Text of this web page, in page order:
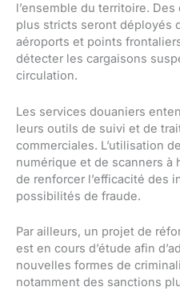
l’ensemble du territoire.
plus stricts seront déployés
aéroports et points
détecter les cargaisons
circulation.
Les services douaniers
leurs outils de suivi et de
commerciales. L’utilisation
numérique et de scanners à
de renforcer l’efficacité des
possibilités de fraude.
Par ailleurs, un projet de
est en cours d’étude afin
nouvelles formes de
notamment des sanctions